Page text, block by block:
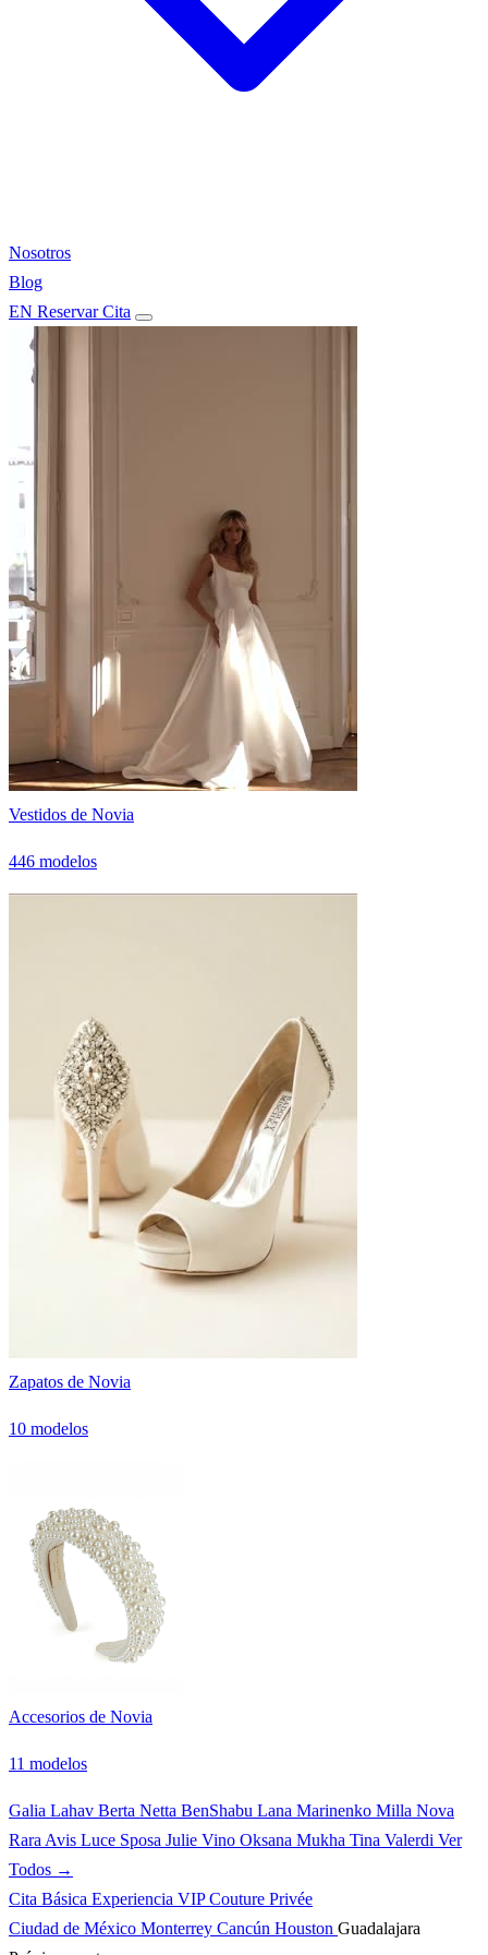
Nosotros
Blog
EN Reservar Cita
Vestidos de Novia
446 modelos
Zapatos de Novia
10 modelos
Accesorios de Novia
11 modelos
Galia Lahav Berta Netta BenShabu Lana Marinenko Milla Nova
Rara Avis Luce Sposa Julie Vino Oksana Mukha Tina Valerdi Ver
Todos →
Cita Básica Experiencia VIPCouture Privée
Ciudad de México Monterrey Cancún Houston Guadalajara